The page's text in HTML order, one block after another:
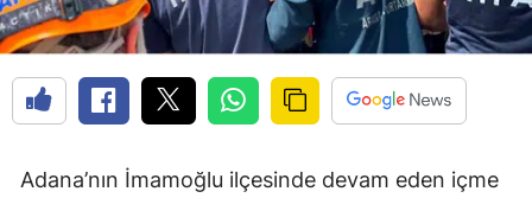
Adana’nın İmamoğlu ilçesinde devam eden içme